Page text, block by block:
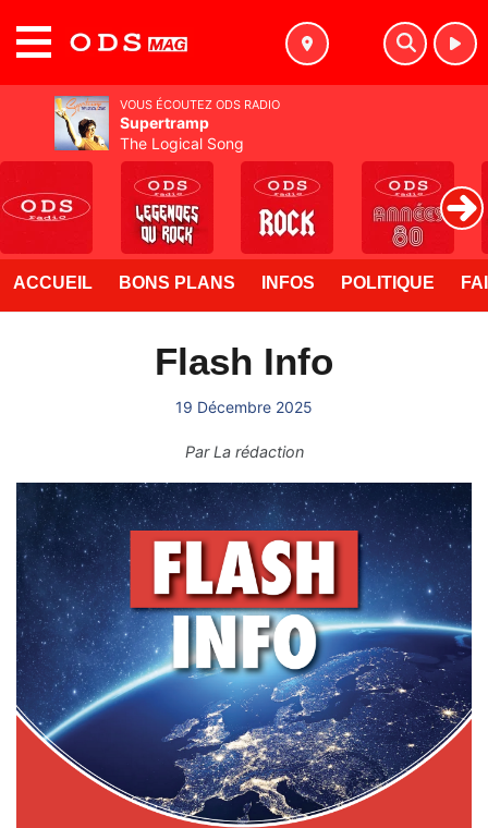
ACCUEIL BONS PLANS INFOS POLITIQUE
Flash Info
19 Décembre 2025
ParLa rédaction
VOUS ÉCOUTEZ ODS RADIO
Supertramp
The Logical Song